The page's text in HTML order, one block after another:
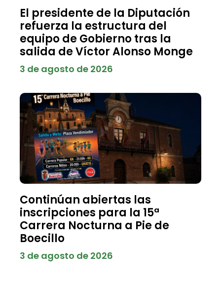
El presidente de la Diputación
refuerza la estructura del
equipo de Gobierno tras la
salida de Víctor Alonso Monge
3 de agosto de 2026
Continúan abiertas las
inscripciones para la 15ª
Carrera Nocturna a Pie de
Boecillo
3 de agosto de 2026